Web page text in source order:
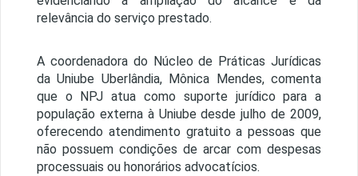
relevância do serviço prestado.
A coordenadora do Núcleo de Práticas Jurídicas
da Uniube Uberlândia, Mônica Mendes, comenta
que o NPJ atua como suporte jurídico para a
população externa à Uniube desde julho de 2009,
oferecendo atendimento gratuito a pessoas que
não possuem condições de arcar com despesas
processuais ou honorários advocatícios.